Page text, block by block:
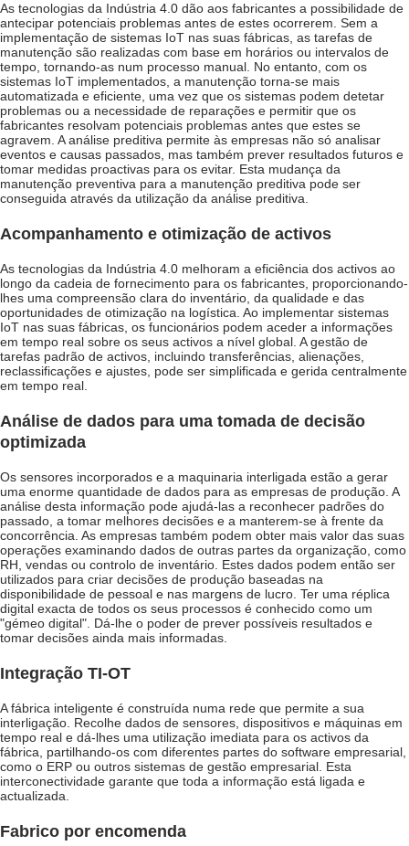
As tecnologias da Indústria 4.0 dão aos fabricantes a possibilidade de
antecipar potenciais problemas antes de estes ocorrerem. Sem a
implementação de sistemas IoT nas suas fábricas, as tarefas de
manutenção são realizadas com base em horários ou intervalos de
tempo, tornando-as num processo manual. No entanto, com os
sistemas IoT implementados, a manutenção torna-se mais
automatizada e eficiente, uma vez que os sistemas podem detetar
problemas ou a necessidade de reparações e permitir que os
fabricantes resolvam potenciais problemas antes que estes se
agravem. A análise preditiva permite às empresas não só analisar
eventos e causas passados, mas também prever resultados futuros e
tomar medidas proactivas para os evitar. Esta mudança da
manutenção preventiva para a manutenção preditiva pode ser
conseguida através da utilização da análise preditiva.
Acompanhamento e otimização de activos
As tecnologias da Indústria 4.0 melhoram a eficiência dos activos ao
longo da cadeia de fornecimento para os fabricantes, proporcionando-
lhes uma compreensão clara do inventário, da qualidade e das
oportunidades de otimização na logística. Ao implementar sistemas
IoT nas suas fábricas, os funcionários podem aceder a informações
em tempo real sobre os seus activos a nível global. A gestão de
tarefas padrão de activos, incluindo transferências, alienações,
reclassificações e ajustes, pode ser simplificada e gerida centralmente
em tempo real.
Análise de dados para uma tomada de decisão
optimizada
Os sensores incorporados e a maquinaria interligada estão a gerar
uma enorme quantidade de dados para as empresas de produção. A
análise desta informação pode ajudá-las a reconhecer padrões do
passado, a tomar melhores decisões e a manterem-se à frente da
concorrência. As empresas também podem obter mais valor das suas
operações examinando dados de outras partes da organização, como
RH, vendas ou controlo de inventário. Estes dados podem então ser
utilizados para criar decisões de produção baseadas na
disponibilidade de pessoal e nas margens de lucro. Ter uma réplica
digital exacta de todos os seus processos é conhecido como um
"gémeo digital". Dá-lhe o poder de prever possíveis resultados e
tomar decisões ainda mais informadas.
Integração TI-OT
A fábrica inteligente é construída numa rede que permite a sua
interligação. Recolhe dados de sensores, dispositivos e máquinas em
tempo real e dá-lhes uma utilização imediata para os activos da
fábrica, partilhando-os com diferentes partes do software empresarial,
como o ERP ou outros sistemas de gestão empresarial. Esta
interconectividade garante que toda a informação está ligada e
actualizada.
Fabrico por encomenda